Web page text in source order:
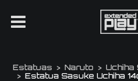
Estatuas Naruto
Uchiha
Estatua Sasuke Uchiha